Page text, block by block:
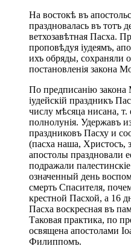
На востокѣ въ
праздновалась въ тотъ
ветхозавѣтная Пасха.
проповѣдуя іудеямъ,
ихъ обряды, сохраняли
постановленія закона
По предписанію закона
іудейскій праздникъ
числу мѣсяца нисана, т.
полнолунія. Удержавъ
праздниковъ Пасху и
(пасха наша, Христосъ,
апостолы праздновали
подражали
означенный день
смерть Спасителя,
крестной Пасхой, а 16
Пасха воскресная въ
Таковая практика, по
освящена апостолами
Филиппомъ.